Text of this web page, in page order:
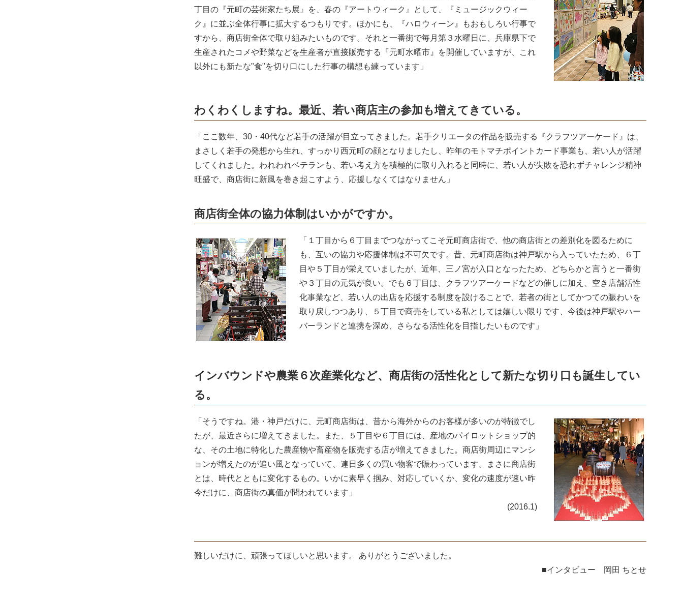
丁目の『元町の芸術家たち展』を、春の『アートウィーク』として、『ミュージックウィー
ク』に並ぶ全体行事に拡大するつもりです。ほかにも、『ハロウィーン』もおもしろい行事で
すから、商店街全体で取り組みたいものです。それと一番街で毎月第３水曜日に、兵庫県下で
生産されたコメや野菜などを生産者が直接販売する『元町水曜市』を開催していますが、これ
以外にも新たな"食"を切り口にした行事の構想も練っています」
わくわくしますね。最近、若い商店主の参加も増えてきている。
「ここ数年、30・40代など若手の活躍が目立ってきました。若手クリエータの作品を販売する『クラフツアーケード』は、
まさしく若手の発想から生れ、すっかり西元町の顔となりましたし、昨年のモトマチポイントカード事業も、若い人が活躍
してくれました。われわれベテランも、若い考え方を積極的に取り入れると同時に、若い人が失敗を恐れずチャレンジ精神
旺盛で、商店街に新風を巻き起こすよう、応援しなくてはなりません」
商店街全体の協力体制はいかがですか。
「１丁目から６丁目までつながってこそ元町商店街で、他の商店街との差別化を図るために
も、互いの協力や応援体制は不可欠です。昔、元町商店街は神戸駅から入っていたため、６丁
目や５丁目が栄えていましたが、近年、三ノ宮が入口となったため、どちらかと言うと一番街
や３丁目の元気が良い。でも６丁目は、クラフツアーケードなどの催しに加え、空き店舗活性
化事業など、若い人の出店を応援する制度を設けることで、若者の街としてかつての賑わいを
取り戻しつつあり、５丁目で商売をしている私としては嬉しい限りです、今後は神戸駅やハー
バーランドと連携を深め、さらなる活性化を目指したいものです」
インバウンドや農業６次産業化など、商店街の活性化として新たな切り口も誕生してい
る。
「そうですね。港・神戸だけに、元町商店街は、昔から海外からのお客様が多いのが特徴でし
たが、最近さらに増えてきました。また、５丁目や６丁目には、産地のパイロットショップ的
な、その土地に特化した農産物や畜産物を販売する店が増えてきました。商店街周辺にマンシ
ョンが増えたのが追い風となっていて、連日多くの買い物客で賑わっています。まさに商店街
とは、時代とともに変化するもの。いかに素早く掴み、対応していくか、変化の速度が速い昨
今だけに、商店街の真価が問われています」
(2016.1)
難しいだけに、頑張ってほしいと思います。 ありがとうございました。
■インタビュー 岡田 ちとせ